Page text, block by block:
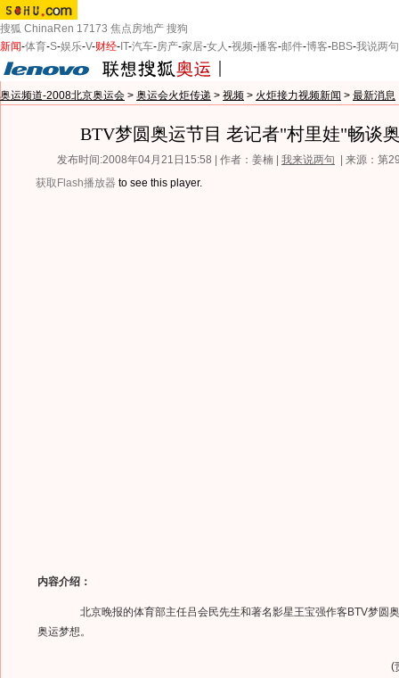
搜狐 ChinaRen 17173 焦点房地产 搜狗
新闻-体育-S-娱乐-V-财经- IT-汽车-房产-家居-女人-视频-播客-邮件-博客-BBS-我说两句
奥运频道-2008北京奥运会 > 奥运会火炬传递 > 视频 > 火炬接力视频新闻 > 最新消息
BTV梦圆奥运节目 老记者"村里娃"畅谈
发布时间:2008年04月21日15:58 | 作者：姜楠 | 我来说两句
| 来源：第
获取Flash播放器 to see this player.
内容介绍：
北京晚报的体育部主任吕会民先生和著名影星王宝强作客BTV梦圆
奥运梦想。
(